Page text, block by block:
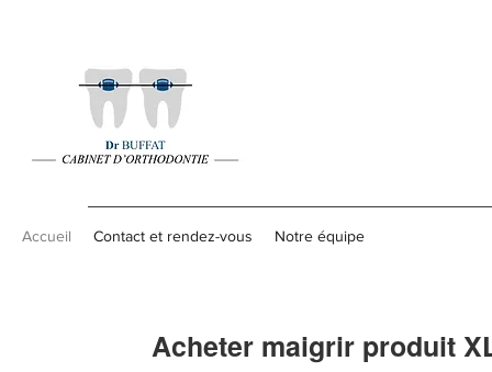
Accueil Contact et rendez-vous Notre équipe
Acheter maigrir produit